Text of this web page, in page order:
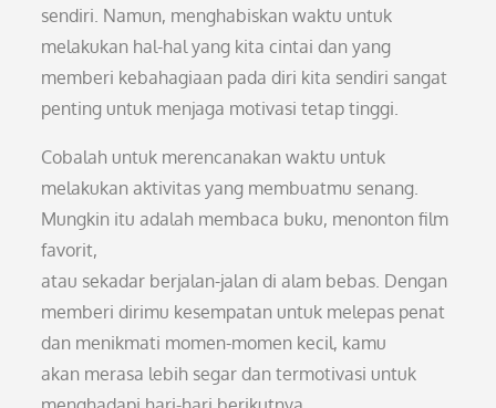
sendiri. Namun, menghabiskan waktu untuk
melakukan hal-hal yang kita cintai dan yang
memberi kebahagiaan pada diri kita sendiri sangat
penting untuk menjaga motivasi tetap tinggi.
Cobalah untuk merencanakan waktu untuk
melakukan aktivitas yang membuatmu senang.
Mungkin itu adalah membaca buku, menonton film
favorit,
atau sekadar berjalan-jalan di alam bebas. Dengan
memberi dirimu kesempatan untuk melepas penat
dan menikmati momen-momen kecil, kamu
akan merasa lebih segar dan termotivasi untuk